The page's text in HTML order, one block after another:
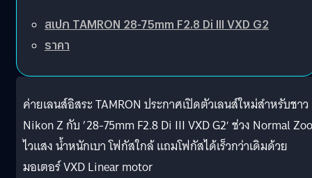
สเปก TAMRON 28-75mm F2.8 Di III VXD G2
ราคา
ค่ายเลนส์อิสระ TAMRON ประกาศเปิดตัวเลนส์ใหม่สำหรับชาว
Nikon Z กับ ’28-75mm F2.8 Di III VXD G2′ ช่วง Normal
ไวแสง น้ำหนักเบา โฟกัสใกล้ แถมโฟกัสได้เร็วกว่าเดิมด้วย
มอเตอร์ VXD Linear motor